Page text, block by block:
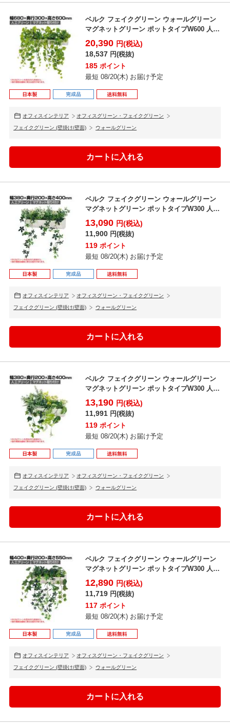
ベルク フェイクグリーン ウォールグリーン
マグネットグリーン ポットタイプW600 人工
造花 G...
20,390 円(税込)
18,537 円(税抜)
185 ポイント
最短 08/20(木) お届け予定
オフィスインテリア オフィスグリーン・フェイクグリーン
フェイクグリーン (壁掛け/壁面) ウォールグリーン
ベルク フェイクグリーン ウォールグリーン
マグネットグリーン ポットタイプW300 人工
造花 G...
13,090 円(税込)
11,900 円(税抜)
119 ポイント
最短 08/20(木) お届け予定
オフィスインテリア オフィスグリーン・フェイクグリーン
フェイクグリーン (壁掛け/壁面) ウォールグリーン
ベルク フェイクグリーン ウォールグリーン
マグネットグリーン ポットタイプW300 人工
造花 G...
13,190 円(税込)
11,991 円(税抜)
119 ポイント
最短 08/20(木) お届け予定
オフィスインテリア オフィスグリーン・フェイクグリーン
フェイクグリーン (壁掛け/壁面) ウォールグリーン
ベルク フェイクグリーン ウォールグリーン
マグネットグリーン ポットタイプW300 人工
造花 G...
12,890 円(税込)
11,719 円(税抜)
117 ポイント
最短 08/20(木) お届け予定
オフィスインテリア オフィスグリーン・フェイクグリーン
フェイクグリーン (壁掛け/壁面) ウォールグリーン